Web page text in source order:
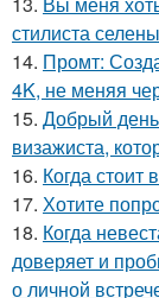
стилиста
14. Промт:
4K, не меняя
15. Добрый
визажиста,
16. Когда стоит
17. Хотите
18. Когда
доверяет и
о личной